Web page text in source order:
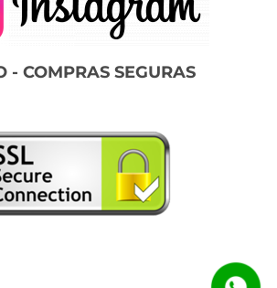
- COMPRAS SEGURAS